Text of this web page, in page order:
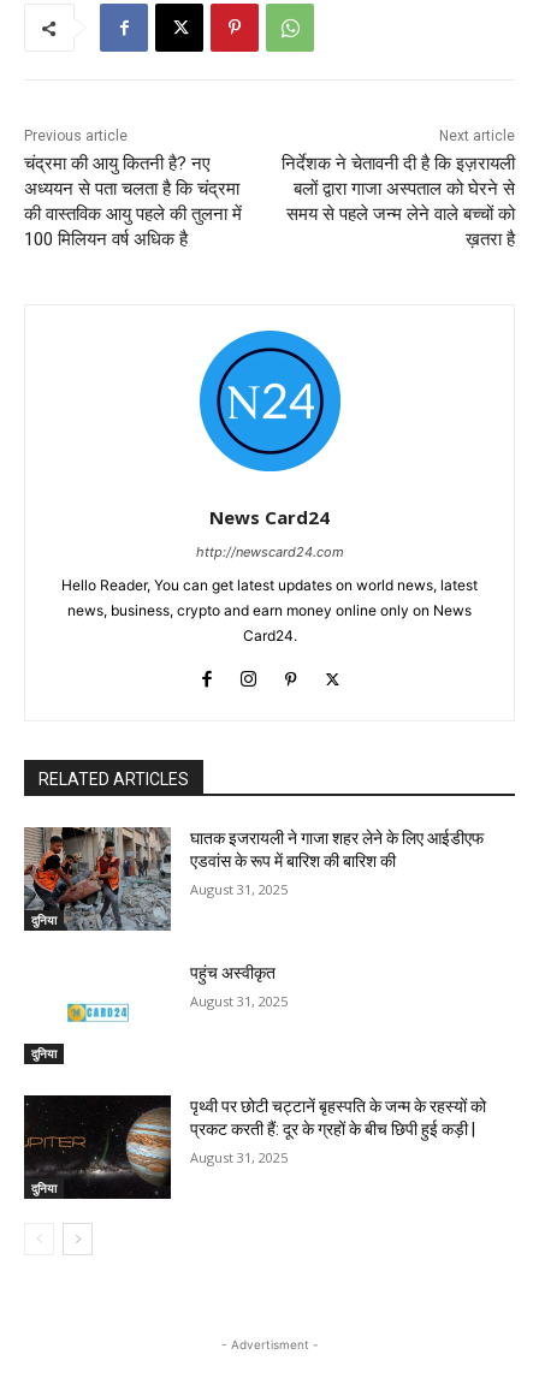
Previous article
चंद्रमा की आयु कितनी है? नए
अध्ययन से पता चलता है कि चंद्रमा
की वास्तविक आयु पहले की तुलना में
100 मिलियन वर्ष अधिक है
Next article
निर्देशक ने चेतावनी दी है कि इज़रायली
बलों द्वारा गाजा अस्पताल को घेरने से
समय से पहले जन्म लेने वाले बच्चों को
ख़तरा है
News Card24
http://newscard24.com
Hello Reader, You can get latest updates on world news, latest
news, business, crypto and earn money online only on News
Card24.
RELATED ARTICLES
दुनिया
घातक इजरायली ने गाजा शहर लेने के लिए आईडीएफ
एडवांस के रूप में बारिश की बारिश की
August 31, 2025
दुनिया
पहुंच अस्वीकृत
August 31, 2025
दुनिया
पृथ्वी पर छोटी चट्टानें बृहस्पति के जन्म के रहस्यों को
प्रकट करती हैं: दूर के ग्रहों के बीच छिपी हुई कड़ी |
August 31, 2025
- Advertisment -